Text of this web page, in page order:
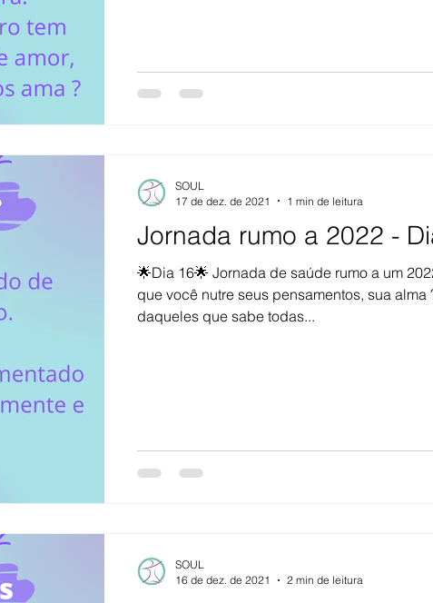
Jornada rumo a 2022 -
🌟Dia 16🌟 Jornada de saúde rumo a um
que você nutre seus pensamentos, sua alma
daqueles que sabe todas...
SOUL
17 de dez. de 2021
1 min de leitura
SOUL
16 de dez. de 2021
2 min de leitura